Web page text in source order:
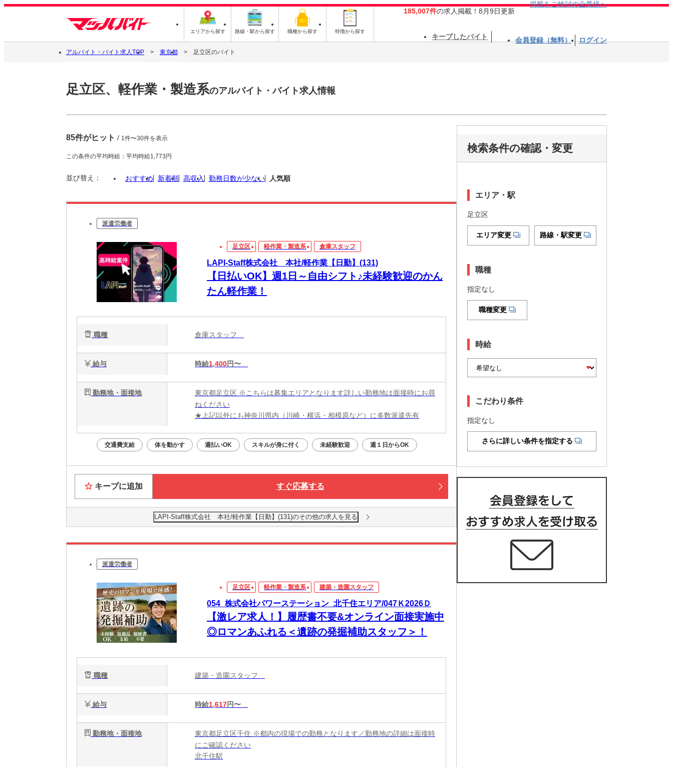
エリアから探す 路線・駅から探す 職種から探す 特徴から探す
185,007件の求人掲載！8月9日更新
掲載をご検討の企業様へ
キープしたバイト 会員登録（無料） ログイン
アルバイト・バイト求人TOP 東京都 足立区のバイト
足立区、軽作業・製造系のアルバイト・バイト求人情報
85件がヒット / 1件〜30件を表示
この条件の平均時給：平均時給1,773円
並び替え： おすすめ 新着順 高収入 勤務日数が少ない 人気順
派遣労働者
足立区 軽作業・製造系 倉庫スタッフ
LAPI-Staff株式会社 本社/軽作業【日勤】(131)
【日払いOK】週1日～自由シフト♪未経験歓迎のかん
たん軽作業！
職種 倉庫スタッフ
給与 時給1,400円〜
勤務地・面接地
東京都足立区 ※こちらは募集エリアとなります詳しい勤務地は面接時にお尋
ねください
★上記以外にも神奈川県内（川崎・横浜・相模原など）に多数派遣先有
交通費支給 体を動かす 週払いOK スキルが身に付く 未経験歓迎 週１日からOK
キープに追加 すぐ応募する
LAPI-Staff株式会社 本社/軽作業【日勤】(131)のその他の求人を見る
派遣労働者
足立区 軽作業・製造系 建築・造園スタッフ
054_株式会社パワーステーション_北千住エリア/047Ｋ2026Ｄ
【激レア求人！】履歴書不要&オンライン面接実施中
◎ロマンあふれる＜遺跡の発掘補助スタッフ＞！
職種 建築・造園スタッフ
給与 時給1,617円〜
勤務地・面接地
東京都足立区千住 ※都内の現場での勤務となります／勤務地の詳細は面接時
にご確認ください
北千住駅
検索条件の確認・変更
エリア・駅
足立区
エリア変更 路線・駅変更
職種
指定なし
職種変更
時給
こだわり条件
指定なし
さらに詳しい条件を指定する